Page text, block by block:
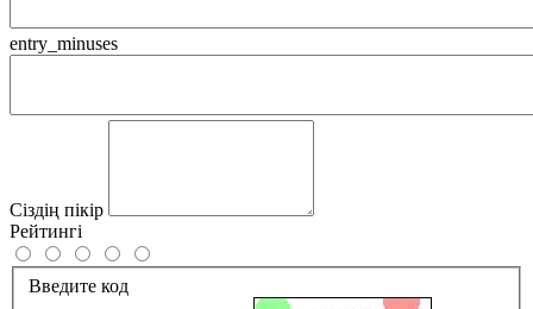
entry_minuses
Сіздің пікір
Рейтингі
Введите код